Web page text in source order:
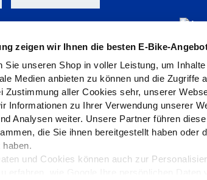
zeigen wir Ihnen die besten E-Bike-
Sie unseren Shop in voller Leistung, um
Medien anbieten zu können und die Zugriffe
Zustimmung aller Cookies sehr, unserer
Informationen zu Ihrer Verwendung unserer
Analysen weiter. Unsere Partner führen
die Sie ihnen bereitgestellt haben oder
und Cookies können auch zur
Datenschutz Barrierefreiheit AGB